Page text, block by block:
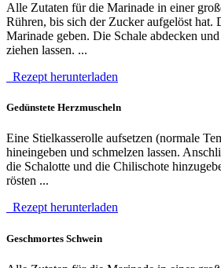
Alle Zutaten für die Marinade in einer
Rühren, bis sich der Zucker aufgelöst hat.
Marinade geben. Die Schale abdecken
ziehen lassen. ...
Rezept herunterladen
Gedünstete Herzmuscheln
Eine Stielkasserolle aufsetzen (normale
hineingeben und schmelzen lassen.
die Schalotte und die Chilischote
rösten ...
Rezept herunterladen
Geschmortes Schwein